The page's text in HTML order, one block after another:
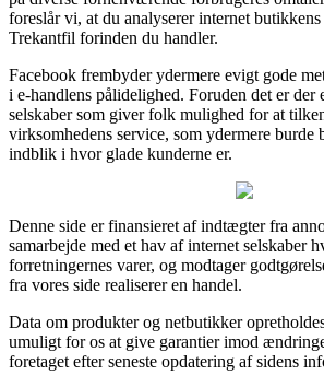
foreslår vi, at du analyserer internet
Trekantfil forinden du handler.
Facebook frembyder ydermere evigt gode
i e-handlens pålidelighed. Foruden det er der
selskaber som giver folk mulighed for at
virksomhedens service, som ydermere burde
indblik i hvor glade kunderne er.
Denne side er finansieret af indtægter fra
samarbejde med et hav af internet selskaber
forretningernes varer, og modtager
fra vores side realiserer en handel.
Data om produkter og netbutikker
umuligt for os at give garantier imod
foretaget efter seneste opdatering af sidens